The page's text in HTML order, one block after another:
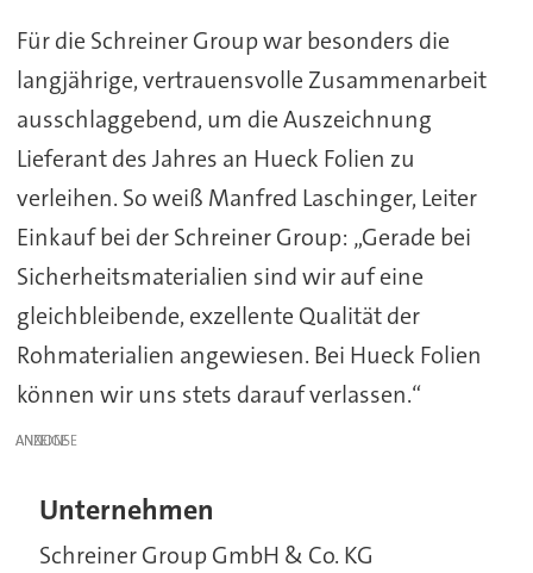
Für die Schreiner Group war besonders die
langjährige, vertrauensvolle Zusammenarbeit
ausschlaggebend, um die Auszeichnung
Lieferant des Jahres an Hueck Folien zu
verleihen. So weiß Manfred Laschinger, Leiter
Einkauf bei der Schreiner Group: „Gerade bei
Sicherheitsmaterialien sind wir auf eine
gleichbleibende, exzellente Qualität der
Rohmaterialien angewiesen. Bei Hueck Folien
können wir uns stets darauf verlassen.“
ANZEIGE
Unternehmen
Schreiner Group GmbH & Co. KG